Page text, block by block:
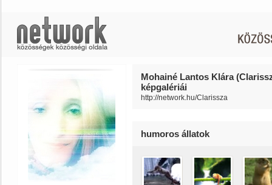
Mohainé Lantos Klára
képgalériái
http://network.hu/Clarissza
humoros állatok